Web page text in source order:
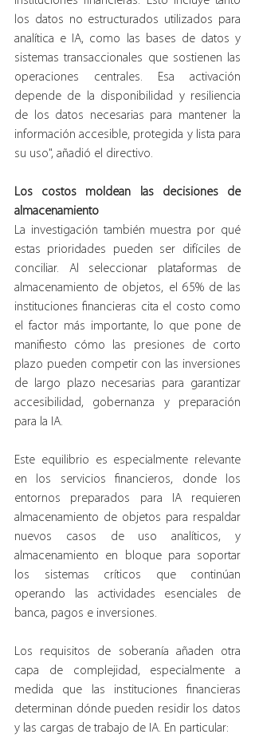
los datos no estructurados utilizados para
analítica e IA, como las bases de datos y
sistemas transaccionales que sostienen las
operaciones centrales. Esa activación
depende de la disponibilidad y resiliencia
de los datos necesarias para mantener la
información accesible, protegida y lista para
su uso", añadió el directivo.
Los costos moldean las decisiones de
almacenamiento
La investigación también muestra por qué
estas prioridades pueden ser difíciles de
conciliar. Al seleccionar plataformas de
almacenamiento de objetos, el 65% de las
instituciones financieras cita el costo como
el factor más importante, lo que pone de
manifiesto cómo las presiones de corto
plazo pueden competir con las inversiones
de largo plazo necesarias para garantizar
accesibilidad, gobernanza y preparación
para la IA.
Este equilibrio es especialmente relevante
en los servicios financieros, donde los
entornos preparados para IA requieren
almacenamiento de objetos para respaldar
nuevos casos de uso analíticos, y
almacenamiento en bloque para soportar
los sistemas críticos que continúan
operando las actividades esenciales de
banca, pagos e inversiones.
Los requisitos de soberanía añaden otra
capa de complejidad, especialmente a
medida que las instituciones financieras
determinan dónde pueden residir los datos
y las cargas de trabajo de IA. En particular: